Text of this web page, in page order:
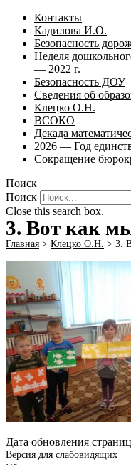
Контакты
Кадилова И.О.
Безопасность
Неделя
— 2022 г.
Безопасность ДОУ
Сведения об
Клецко О.Н.
ВСОКО
Декада
2026 — Год
Сокращение
Поиск
Поиск
Close this search box.
3. Вот как
Главная > Клецко О.Н. > 3.
Дата обновления
Версия для слабовидящих